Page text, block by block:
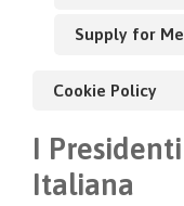
Supply for
Cookie Policy
I
Italiana